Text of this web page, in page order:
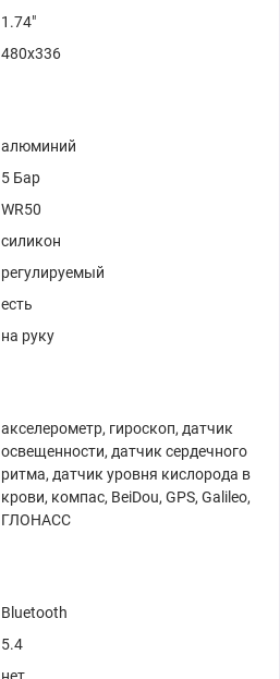
1.74"
480х336
алюминий
5 Бар
WR50
силикон
регулируемый
есть
на руку
акселерометр, гироскоп, датчик
освещенности, датчик сердечного
ритма, датчик уровня кислорода в
крови, компас, BeiDou, GPS, Galileo,
ГЛОНАСС
Bluetooth
5.4
нет